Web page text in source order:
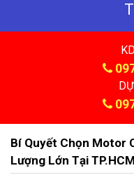
Bí Quyết Chọn Motor
Lượng Lớn Tại TP.HCM